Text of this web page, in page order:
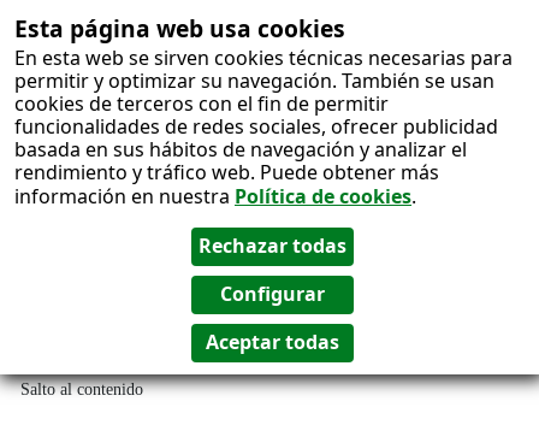
Esta página web usa cookies
En esta web se sirven cookies técnicas necesarias para
permitir y optimizar su navegación. También se usan
cookies de terceros con el fin de permitir
funcionalidades de redes sociales, ofrecer publicidad
basada en sus hábitos de navegación y analizar el
rendimiento y tráfico web. Puede obtener más
información en nuestra Política de cookies.
Salto al contenido